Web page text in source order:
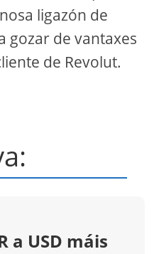
ligazón de
gozar de vantaxes
de Revolut.
a USD máis